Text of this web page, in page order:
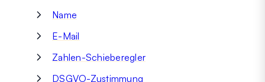
Name
E-Mail
Zahlen-Schieberegler
DSGVO-Zustimmung